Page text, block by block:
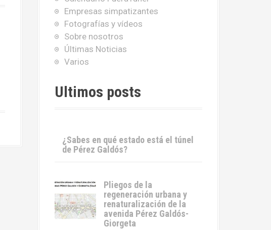
Empresas simpatizantes
Fotografías y vídeos
Sobre nosotros
Últimas Noticias
Varios
Ultimos posts
¿Sabes en qué estado está el túnel
de Pérez Galdós?
Pliegos de la
regeneración urbana y
renaturalización de la
avenida Pérez Galdós-
Giorgeta